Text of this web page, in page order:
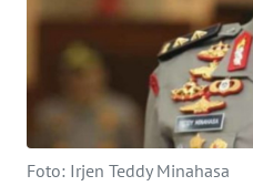
Foto: Irjen Teddy Minahasa
SERBA-SERBI
PENDIDIKAN
OLAHRAGA